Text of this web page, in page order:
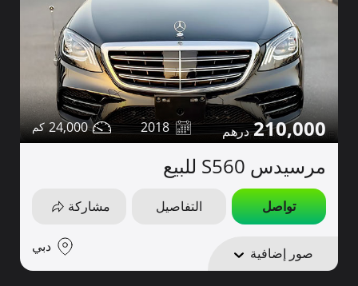
210,000
2018
24,000
مرسيدس S560 للبيع
تواصل التفاصيل مشاركة
صور إضافية دبي